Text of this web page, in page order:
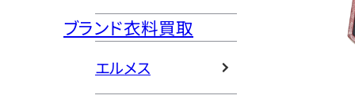
ブランド衣料買取
エルメス